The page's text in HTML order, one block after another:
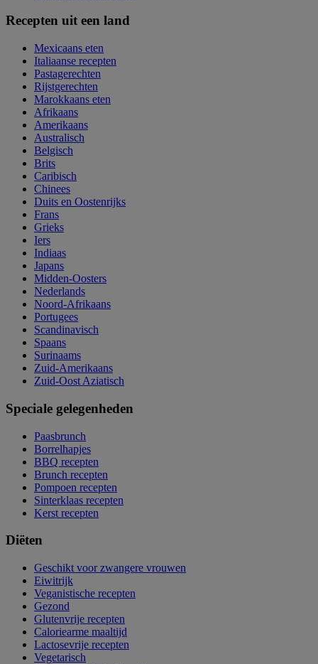
Recepten uit een land
Mexicaans eten
Italiaanse recepten
Pastagerechten
Rijstgerechten
Marokkaans eten
Afrikaans
Amerikaans
Australisch
Belgisch
Brits
Caribisch
Chinees
Duits en Oostenrijks
Frans
Grieks
Iers
Indiaas
Japans
Midden-Oosters
Nederlands
Noord-Afrikaans
Portugees
Scandinavisch
Spaans
Surinaams
Zuid-Amerikaans
Zuid-Oost Aziatisch
Speciale gelegenheden
Paasbrunch
Borrelhapjes
BBQ recepten
Brunch recepten
Pompoen recepten
Sinterklaas recepten
Kerst recepten
Diëten
Geschikt voor zwangere vrouwen
Eiwitrijk
Veganistische recepten
Gezond
Glutenvrije recepten
Caloriearme maaltijd
Lactosevrije recepten
Vegetarisch